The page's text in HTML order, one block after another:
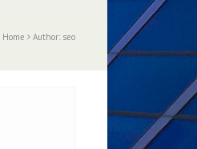
Home Author: seo